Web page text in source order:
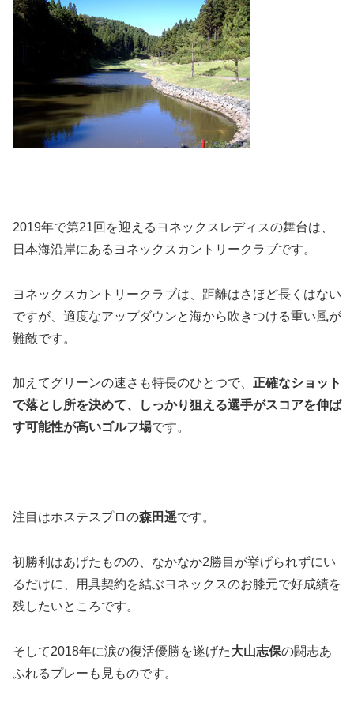
2019年で第21回を迎えるヨネックスレディスの舞台は、
日本海沿岸にあるヨネックスカントリークラブです。
ヨネックスカントリークラブは、距離はさほど長くはない
ですが、適度なアップダウンと海から吹きつける重い風が
難敵です。
加えてグリーンの速さも特長のひとつで、 正確なショット
で落とし所を決めて、しっかり狙える選手がスコアを伸ば
す可能性が高いゴルフ場です。
注目はホステスプロの森田遥です。
初勝利はあげたものの、なかなか2勝目が挙げられずにい
るだけに、用具契約を結ぶヨネックスのお膝元で好成績を
残したいところです。
そして2018年に涙の復活優勝を遂げた大山志保の闘志あ
ふれるプレーも見ものです。